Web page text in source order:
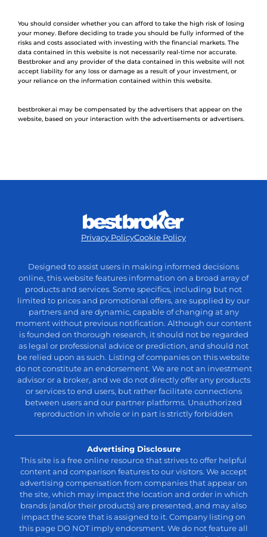
You should consider whether you can afford to take the high risk of losing
your money. Before deciding to trade you should be fully informed of the
risks and costs associated with investing with the financial markets. The
data contained in this website is not necessarily real-time nor accurate.
Bestbroker and any provider of the data contained in this website will not
accept liability for any loss or damage as a result of your investment, or
your reliance on the information contained within this website.
bestbroker.ai may be compensated by the advertisers that appear on the
website, based on your interaction with the advertisements or advertisers.
Privacy PolicyCookie Policy
Designed to assist users in making informed decisions
online, this website features information on a broad array of
products and services. Some specifics, including but not
limited to prices and promotional offers, are supplied by our
partners and are dynamic, capable of changing at any
moment without previous notification. Although our content
is founded on thorough research, it should not be regarded
as legal or professional advice or prediction, and should not
be relied upon as such. Listing of companies on this website
do not constitute an endorsement. We are not an investment
advisor or a broker, and we do not directly offer any products
or services to end users, but rather facilitate connections
between users and our partner platforms. Unauthorized
reproduction in whole or in part is strictly forbidden
Advertising Disclosure
This site is a free online resource that strives to offer helpful
content and comparison features to our visitors. We accept
advertising compensation from companies that appear on
the site, which may impact the location and order in which
brands (and/or their products) are presented, and may also
impact the score that is assigned to it. Company listing on
this page DO NOT imply endorsment. We do not feature all